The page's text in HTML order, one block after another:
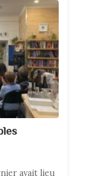
avait lieu